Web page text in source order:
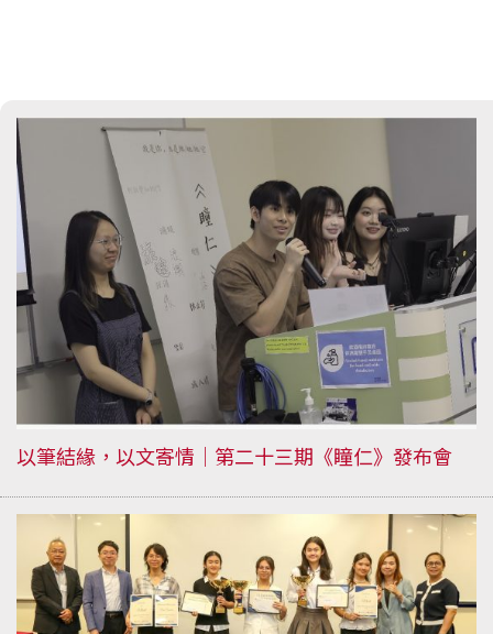
以筆結緣，以文寄情｜第二十三期《瞳仁》發布會